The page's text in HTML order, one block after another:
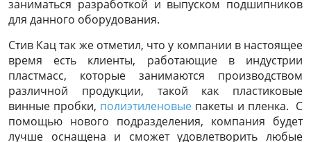
заниматься разработкой и выпуском подшипников
для данного оборудования.
Стив Кац так же отметил, что у компании в настоящее
время есть клиенты, работающие в индустрии
пластмасс, которые занимаются производством
различной продукции, такой как пластиковые
винные пробки, полиэтиленовые пакеты и пленка. С
помощью нового подразделения, компания будет
лучше оснащена и сможет удовлетворить любые